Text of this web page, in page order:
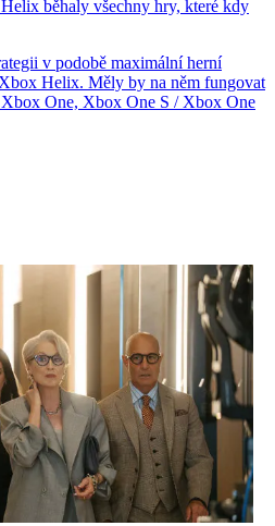
běhaly všechny hry, které kdy
v podobě maximální herní
Helix. Měly by na něm fungovat
One, Xbox One S / Xbox One